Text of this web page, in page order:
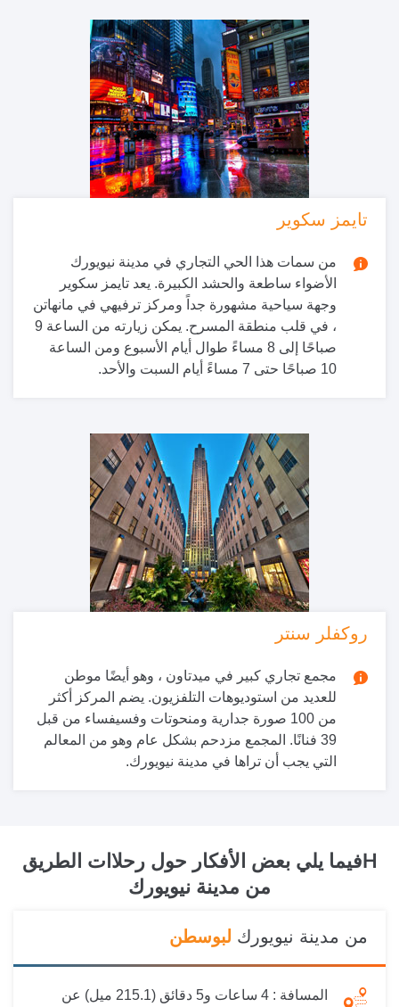
تايمز سكوير
من سمات هذا الحي التجاري في مدينة نيويورك
الأضواء ساطعة والحشد الكبيرة. يعد تايمز سكوير
وجهة سياحية مشهورة جداً ومركز ترفيهي في مانهاتن
، في قلب منطقة المسرح. يمكن زيارته من الساعة 9
صباحًا إلى 8 مساءً طوال أيام الأسبوع ومن الساعة
10 صباحًا حتى 7 مساءً أيام السبت والأحد.
روكفلر سنتر
مجمع تجاري كبير في ميدتاون ، وهو أيضًا موطن
للعديد من استوديوهات التلفزيون. يضم المركز أكثر
من 100 صورة جدارية ومنحوتات وفسيفساء من قبل
39 فنانًا. المجمع مزدحم بشكل عام وهو من المعالم
التي يجب أن تراها في مدينة نيويورك.
Hفيما يلي بعض الأفكار حول رحلاات الطريق
من مدينة نيويورك
من مدينة نيويورك لبوسطن
المسافة :
4 ساعات و5 دقائق (215.1 ميل) عن